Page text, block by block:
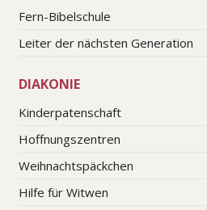
Fern-Bibelschule
Leiter der nächsten Generation
DIAKONIE
Kinderpatenschaft
Hoffnungszentren
Weihnachtspäckchen
Hilfe für Witwen